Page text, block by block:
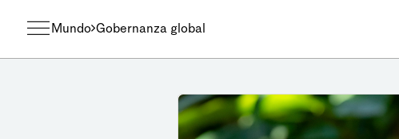
Mundo Gobernanza global